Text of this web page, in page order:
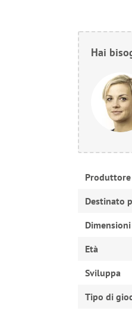
Hai
Produttore
Destinato
Dimensioni
Età
Sviluppa
Tipo di